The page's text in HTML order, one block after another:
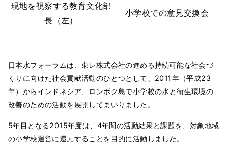
現地を視察する教育文化部
長（左）
小学校での意見交換会
日本水フォーラムは、東レ株式会社の進める持続可能な社会づ
くりに向けた社会貢献活動のひとつとして、2011年（平成23
年）からインドネシア、ロンボク島で小学校の水と衛生環境の
改善のための活動を展開してまいりました。
5年目となる2015年度は、4年間の活動結果と課題を、対象地域
の小学校運営に還元することを目的に活動しました。